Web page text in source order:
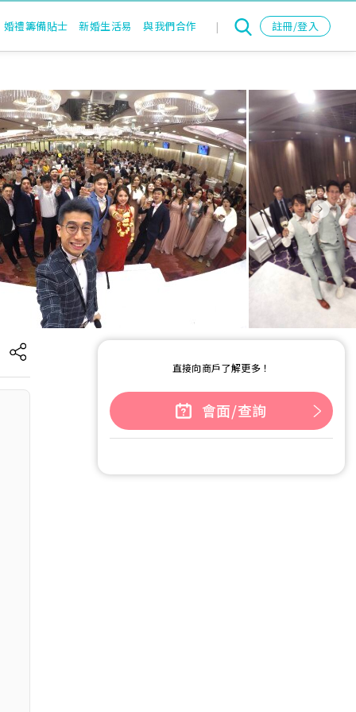
婚禮籌備貼士 新婚生活易 與我們合作 | 註冊/登入
直接向商戶了解更多！
會面/查詢